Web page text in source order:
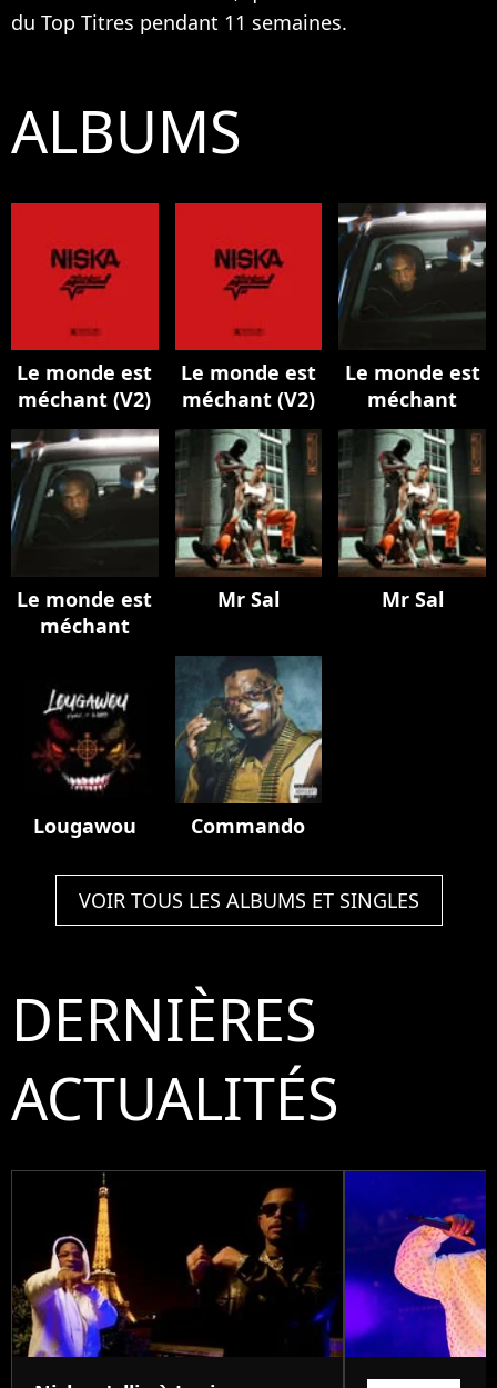
du Top Titres pendant 11 semaines.
ALBUMS
Le monde est
méchant (V2)
Le monde est
méchant (V2)
Le monde est
méchant
Le monde est
méchant
Mr Sal Mr Sal
Lougawou Commando
VOIR TOUS LES ALBUMS ET SINGLES
DERNIÈRES
ACTUALITÉS